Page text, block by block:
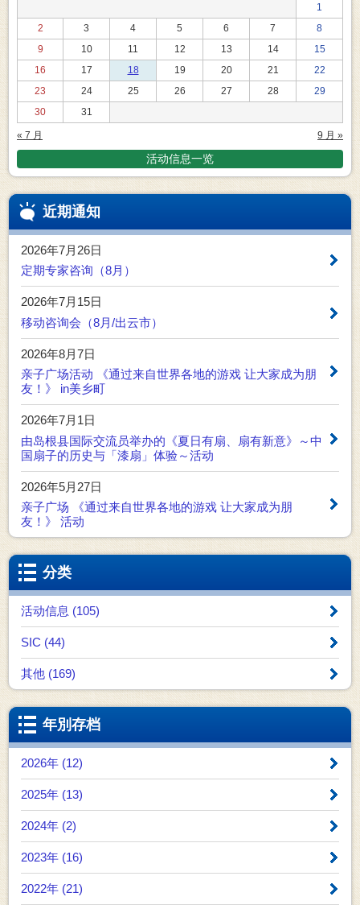
1
2
3 4 5 6 7
8
9
10 11 12 13 14
15
16
17 18 19 20 21
22
23
24 25 26 27 28
29
30
31
« 7 月 9 月 »
活动信息一览
近期通知
2026年7月26日
定期专家咨询（8月）
2026年7月15日
移动咨询会（8月/出云市）
2026年8月7日
亲子广场活动 《通过来自世界各地的游戏 让大家成为朋
友！》 in美乡町
2026年7月1日
由岛根县国际交流员举办的《夏日有扇、扇有新意》～中
国扇子的历史与「漆扇」体验～活动
2026年5月27日
亲子广场 《通过来自世界各地的游戏 让大家成为朋
友！》 活动
分类
活动信息 (105)
SIC (44)
其他 (169)
年別存档
2026年 (12)
2025年 (13)
2024年 (2)
2023年 (16)
2022年 (21)